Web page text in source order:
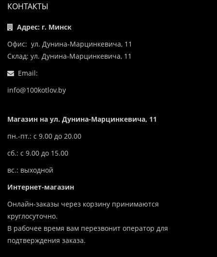
КОНТАКТЫ
Адрес: г. Минск
Офис: ул. Дунина-Марцинкевича, 11
Склад: ул. Дунина-Марцинкевича, 11
Email:
info@100kotlov.by
Магазин на ул. Дунина-Марцинкевича, 11
пн.-пт.: с 9.00 до 20.00
сб.: с 9.00 до 15.00
вс.: выходной
Интернет-магазин
Онлайн-заказы через корзину принимаются
круглосуточно.
В рабочее время вам перезвонит оператор для
подтверждения заказа.